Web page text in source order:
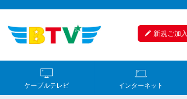
新規ご加入
ケーブルテレビ インターネット